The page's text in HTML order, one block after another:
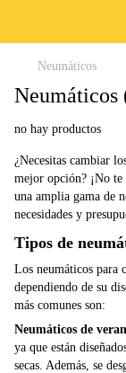
Neumáticos
Neumáticos
no hay productos
¿Necesitas cambiar
mejor opción? ¡No te
una amplia gama de
necesidades y
Tipos de
Los neumáticos para
dependiendo de su
más comunes son:
Neumáticos de
ya que están
secas. Además, se